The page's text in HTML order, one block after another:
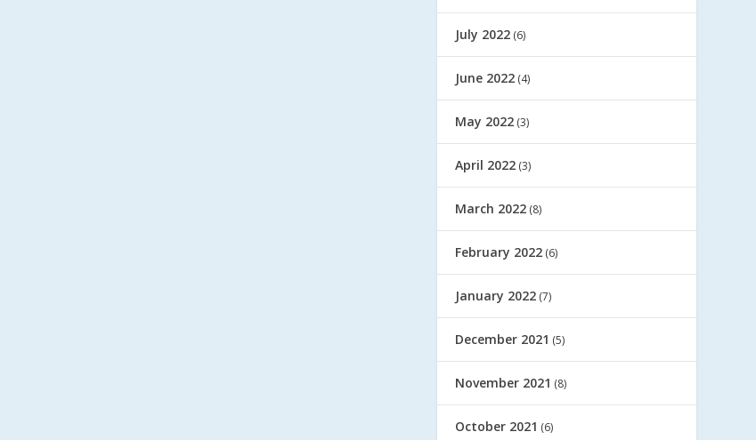
July 2022 (6)
June 2022 (4)
May 2022 (3)
April 2022 (3)
March 2022 (8)
February 2022 (6)
January 2022 (7)
December 2021 (5)
November 2021 (8)
October 2021 (6)